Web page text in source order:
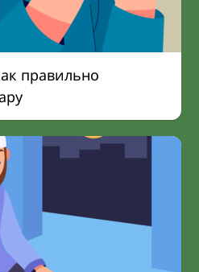
правильно